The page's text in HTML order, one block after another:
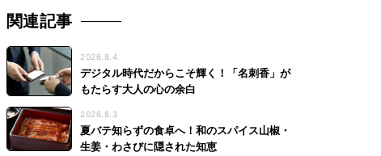
関連記事
2026.8.4
デジタル時代だからこそ輝く！「名刺香」が
もたらす大人の心の余白
2026.8.3
夏バテ知らずの食卓へ！和のスパイス山椒・
生姜・わさびに隠された知恵